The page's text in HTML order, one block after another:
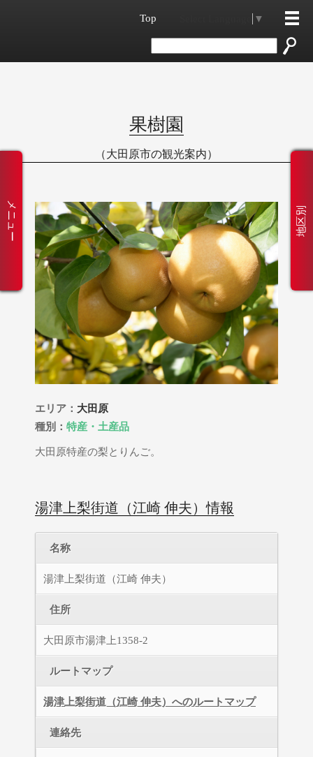
Top ▼
メニュー 地区別
果樹園
（大田原市の観光案内）
エリア： 大田原
種別： 特産・土産品
大田原特産の梨とりんご。
湯津上梨街道（江崎 伸夫）情報
名称
湯津上梨街道（江崎 伸夫）
住所
大田原市湯津上1358-2
ルートマップ
湯津上梨街道（江崎 伸夫）へのルートマップ
連絡先